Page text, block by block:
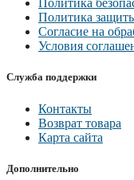
Политика
Политика
Согласие на
Условия
Служба поддержки
Контакты
Возврат товара
Карта сайта
Дополнительно